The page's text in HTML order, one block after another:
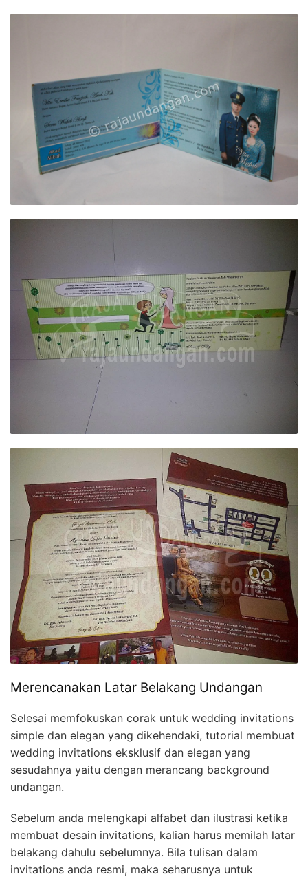
Merencanakan Latar Belakang Undangan
Selesai memfokuskan corak untuk wedding invitations
simple dan elegan yang dikehendaki, tutorial membuat
wedding invitations eksklusif dan elegan yang
sesudahnya yaitu dengan merancang background
undangan.
Sebelum anda melengkapi alfabet dan ilustrasi ketika
membuat desain invitations, kalian harus memilah latar
belakang dahulu sebelumnya. Bila tulisan dalam
invitations anda resmi, maka seharusnya untuk